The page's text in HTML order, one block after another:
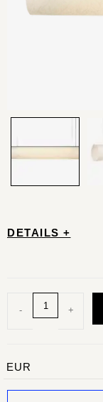
DETAILS +
- +